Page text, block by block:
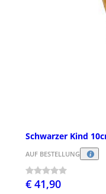
Schwarzer Kind
AUF BESTELLUNG
€ 41,90